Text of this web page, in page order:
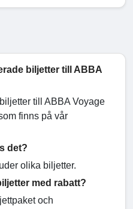
biljetter till ABBA
till ABBA Voyage
finns på vår
det?
olika biljetter.
med rabatt?
och